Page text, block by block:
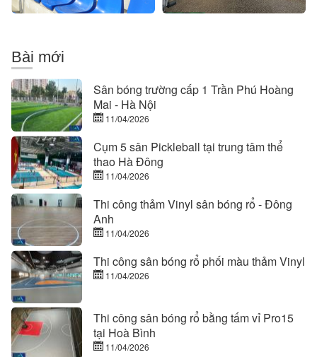
CHÍNH
SỰ
Bài mới
Sân bóng trường cấp 1 Trần Phú Hoàng
Mai - Hà Nội
11/04/2026
Cụm 5 sân Pickleball tại trung tâm thể
thao Hà Đông
11/04/2026
Thi công thảm Vinyl sân bóng rổ - Đông
Anh
11/04/2026
Thi công sân bóng rổ phối màu thảm Vinyl
11/04/2026
Thi công sân bóng rổ bằng tấm vỉ Pro15
tại Hoà Bình
11/04/2026